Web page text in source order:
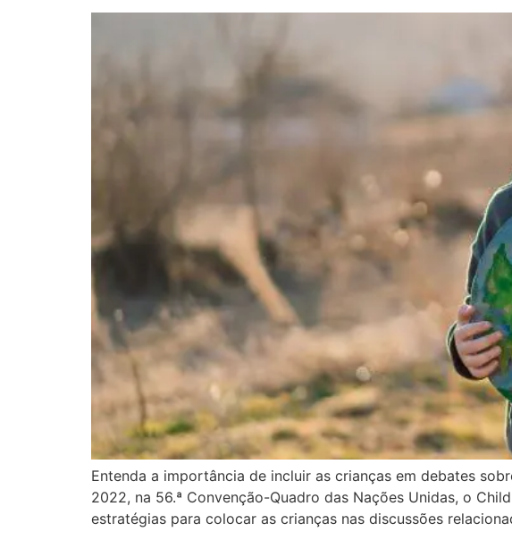
Entenda a importância de incluir as crianças em debates
2022, na 56.ª Convenção-Quadro das Nações Unidas, o
estratégias para colocar as crianças nas discussões